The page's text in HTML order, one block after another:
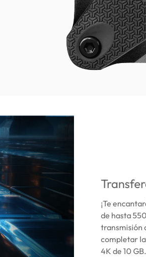
¡Te
de hasta
transmisión
completar
4K de 10